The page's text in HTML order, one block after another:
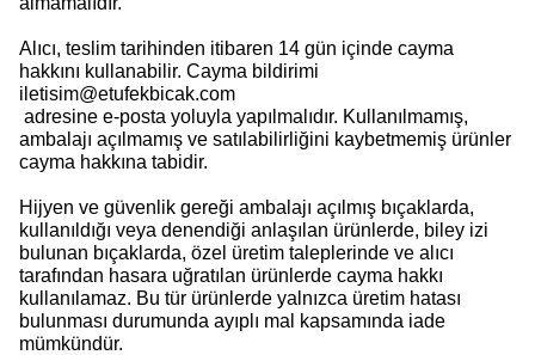
Alıcı, teslim tarihinden itibaren 14 gün içinde cayma
hakkını kullanabilir. Cayma bildirimi
iletisim@etufekbicak.com
adresine e-posta yoluyla yapılmalıdır. Kullanılmamış,
ambalajı açılmamış ve satılabilirliğini kaybetmemiş ürünler
cayma hakkına tabidir.
Hijyen ve güvenlik gereği ambalajı açılmış bıçaklarda,
kullanıldığı veya denendiği anlaşılan ürünlerde, biley izi
bulunan bıçaklarda, özel üretim taleplerinde ve alıcı
tarafından hasara uğratılan ürünlerde cayma hakkı
kullanılamaz. Bu tür ürünlerde yalnızca üretim hatası
bulunması durumunda ayıplı mal kapsamında iade
mümkündür.